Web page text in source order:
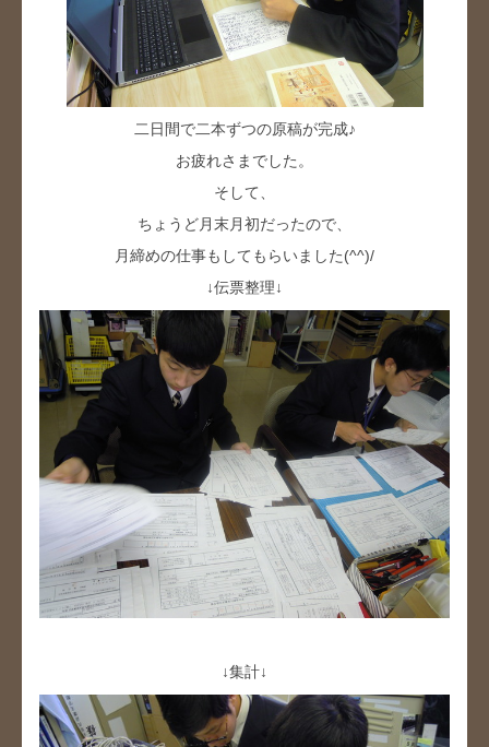
二日間で二本ずつの原稿が完成♪
お疲れさまでした。
そして、
ちょうど月末月初だったので、
月締めの仕事もしてもらいました(^^)/
↓伝票整理↓
↓集計↓